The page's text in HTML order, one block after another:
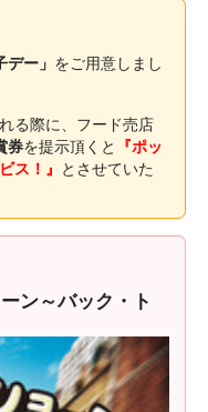
デー」 をご用意しまし
る際に、フード売店
券を提示頂くと
『ポッ
ス！』
とさせていた
ン～バック・ト